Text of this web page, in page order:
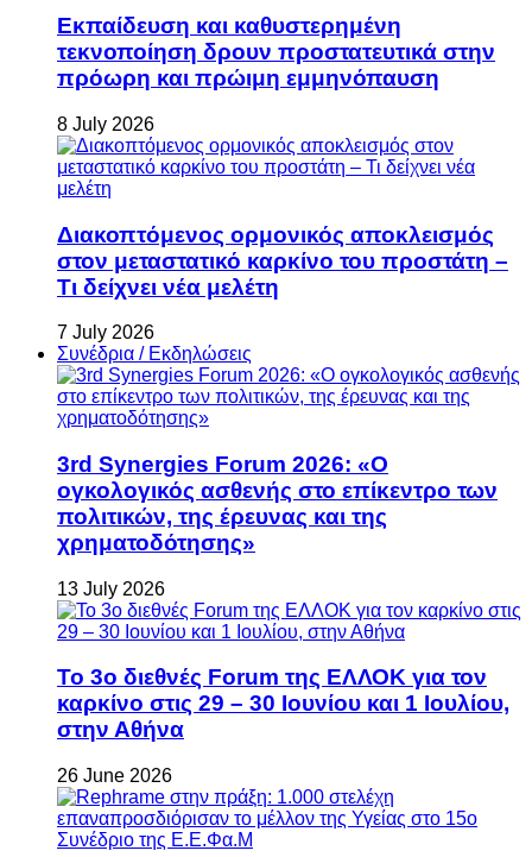
Εκπαίδευση και καθυστερημένη
τεκνοποίηση δρουν προστατευτικά στην
πρόωρη και πρώιμη εμμηνόπαυση
8 July 2026
Διακοπτόμενος ορμονικός αποκλεισμός
στον μεταστατικό καρκίνο του προστάτη –
Τι δείχνει νέα μελέτη
7 July 2026
Συνέδρια / Εκδηλώσεις
3rd Synergies Forum 2026: «Ο
ογκολογικός ασθενής στο επίκεντρο των
πολιτικών, της έρευνας και της
χρηματοδότησης»
13 July 2026
Το 3ο διεθνές Forum της ΕΛΛΟΚ για τον
καρκίνο στις 29 – 30 Ιουνίου και 1 Ιουλίου,
στην Αθήνα
26 June 2026